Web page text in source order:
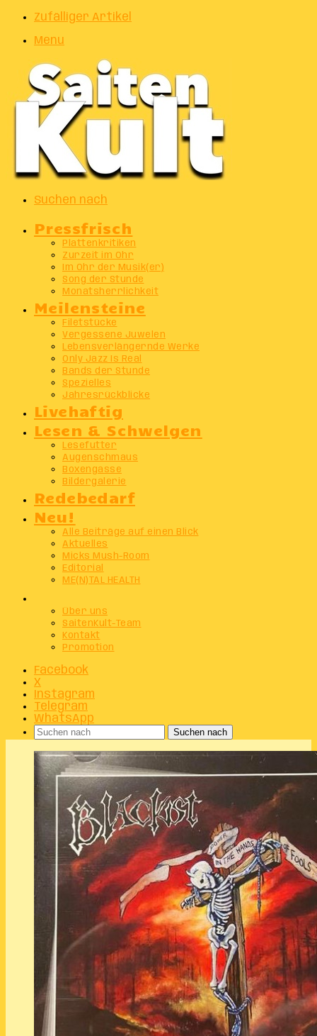
Zufälliger Artikel
Menu
Suchen nach
Pressfrisch
Plattenkritiken
Zurzeit im Ohr
Im Ohr der Musik(er)
Song der Stunde
Monatsherrlichkeit
Meilensteine
Filetstücke
Vergessene Juwelen
Lebensverlängernde Werke
Only Jazz Is Real
Bands der Stunde
Spezielles
Jahresrückblicke
Livehaftig
Lesen & Schwelgen
Lesefutter
Augenschmaus
Boxengasse
Bildergalerie
Redebedarf
Neu!
Alle Beiträge auf einen Blick
Aktuelles
Micks Mush-Room
Editorial
ME(N)TAL HEALTH
Über uns
SaitenKult-Team
Kontakt
Promotion
Facebook
X
Instagram
Telegram
WhatsApp
Suchen nach